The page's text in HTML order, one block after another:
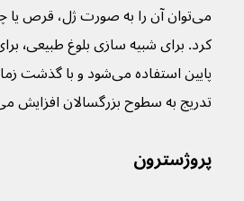
می‌توان آن را به صورت ژل، قرص
کرد.
پایین استفاده می‌شود و
تدریج به سطوح بزرگسالان افزایش
پروژسترون